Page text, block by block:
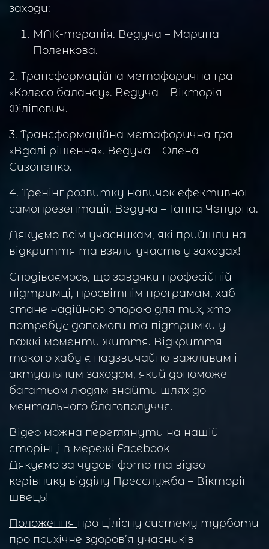
заходи:
МАК-терапія. Ведуча – Марина
Поленкова.
2. Трансформаційна метафорична гра
«Колесо балансу». Ведуча – Вікторія
Філіпович.
3. Трансформаційна метафорична гра
«Вдалі рішення». Ведуча – Олена
Сизоненко.
4. Тренінг розвитку навичок ефективної
самопрезентації. Ведуча – Ганна Чепурна.
Дякуємо всім учасникам, які прийшли на
відкриття та взяли участь у заходах!
Сподіваємось, що завдяки професійній
підтримці, просвітнім програмам, хаб
стане надійною опорою для тих, хто
потребує допомоги та підтримки у
важкі моменти життя. Відкриття
такого хабу є надзвичайно важливим і
актуальним заходом, який допоможе
багатьом людям знайти шлях до
ментального благополуччя.
Відео можна переглянути на нашій
сторінці в мережі Facebook
Дякуємо за чудові фото та відео
керівнику відділу Пресслужба – Вікторії
швець!
Положення про цілісну систему турботи
про психічне здоров’я учасників